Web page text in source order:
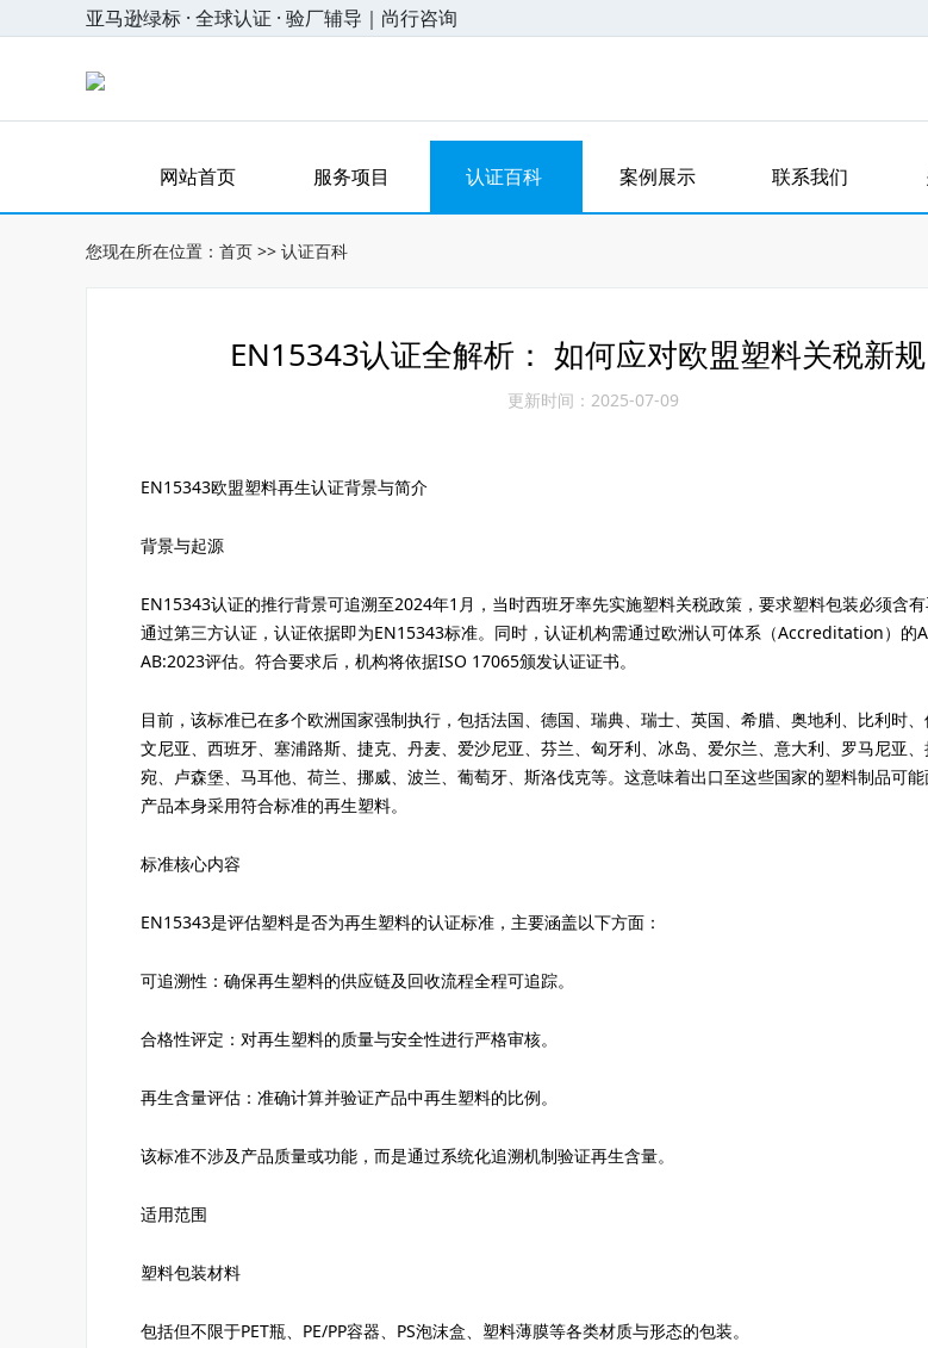
亚马逊绿标 · 全球认证 · 验厂辅导｜尚行咨询
网站首页 服务项目 认证百科 案例展示 联系我们
您现在所在位置： 首页 >> 认证百科
EN15343认证全解析： 如何应对欧盟塑料关税新规
更新时间：2025-07-09
EN15343欧盟塑料再生认证背景与简介
背景与起源
EN15343认证的推行背景可追溯至2024年1月，当时西班牙率先实施塑料关税政策，要求塑料包装必须含
通过第三方认证，认证依据即为EN15343标准。同时，认证机构需通过欧洲认可体系（Accreditation）的
AB:2023评估。符合要求后，机构将依据ISO 17065颁发认证证书。
目前，该标准已在多个欧洲国家强制执行，包括法国、德国、瑞典、瑞士、英国、希腊、奥地利、比利时
文尼亚、西班牙、塞浦路斯、捷克、丹麦、爱沙尼亚、芬兰、匈牙利、冰岛、爱尔兰、意大利、罗马尼亚
宛、卢森堡、马耳他、荷兰、挪威、波兰、葡萄牙、斯洛伐克等。这意味着出口至这些国家的塑料制品可
产品本身采用符合标准的再生塑料。
标准核心内容
EN15343是评估塑料是否为再生塑料的认证标准，主要涵盖以下方面：
可追溯性：确保再生塑料的供应链及回收流程全程可追踪。
合格性评定：对再生塑料的质量与安全性进行严格审核。
再生含量评估：准确计算并验证产品中再生塑料的比例。
该标准不涉及产品质量或功能，而是通过系统化追溯机制验证再生含量。
适用范围
塑料包装材料
包括但不限于PET瓶、PE/PP容器、PS泡沫盒、塑料薄膜等各类材质与形态的包装。